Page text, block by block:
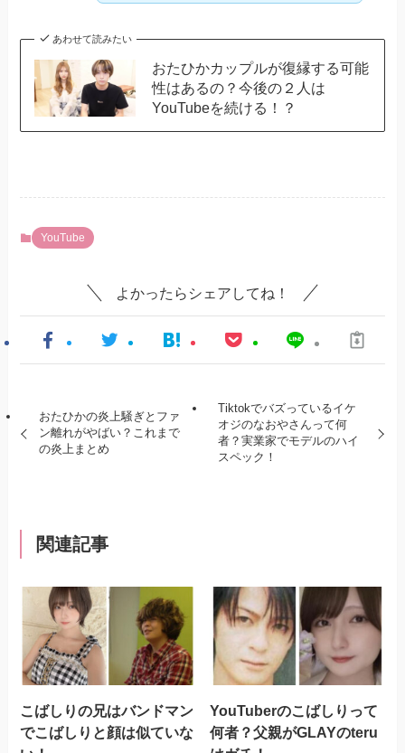
あわせて読みたい
おたひかカップルが復縁する可能
性はあるの？今後の２人は
YouTubeを続ける！？
YouTube
よかったらシェアしてね！
おたひかの炎上騒ぎとファ
ン離れがやばい？これまで
の炎上まとめ
Tiktokでバズっているイケ
オジのなおやさんって何
者？実業家でモデルのハイ
スペック！
関連記事
こばしりの兄はバンドマン
でこばしりと顔は似ていな
YouTuberのこばしりって
何者？父親がGLAYのteru